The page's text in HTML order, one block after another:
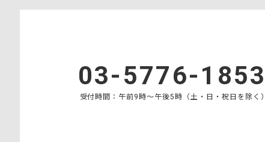
03-5776-1853
受付時間：午前9時〜午後5時（土・日・祝日を除く）